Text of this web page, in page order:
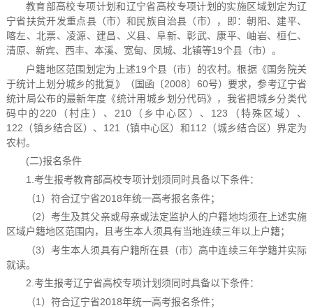
教育部高校专项计划和辽宁省高校专项计划的实施区域划定为辽
宁省扶贫开发重点县（市）和民族自治县（市），即：朝阳、建平、
喀左、北票、凌源、建昌、义县、阜新、彰武、康平、岫岩、桓仁、
清原、新宾、西丰、本溪、宽甸、凤城、北镇等19个县（市）。
户籍地区范围划定为上述19个县（市）的农村。根据《国务院关
于统计上划分城乡的批复》（国函〔2008〕60号）要求，参考辽宁省
统计局公布的最新年度《统计用城乡划分代码》，我省把城乡分类代
码中的220（村庄）、210（乡中心区）、123（特殊区域）、
122（镇乡结合区）、121（镇中心区）和112（城乡结合区）界定为
农村。
(二)报名条件
1.考生报考教育部高校专项计划须同时具备以下条件：
（1）符合辽宁省2018年统一高考报名条件；
（2）考生及其父亲或母亲或法定监护人的户籍地均须在上述实施
区域户籍地区范围内，且考生本人须具有当地连续三年以上户籍；
（3）考生本人须具有户籍所在县（市）高中连续三年学籍并实际
就读。
2.考生报考辽宁省高校专项计划须同时具备以下条件：
（1）符合辽宁省2018年统一高考报名条件；